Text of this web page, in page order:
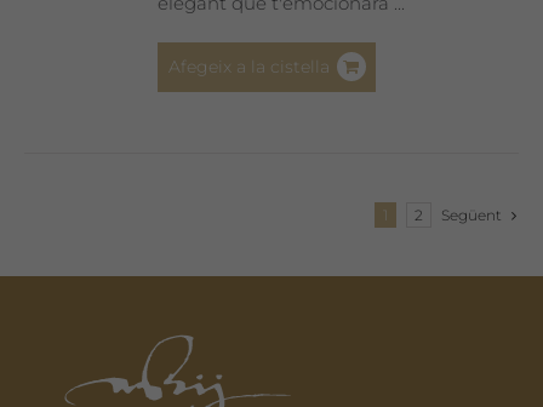
Afegeix a la cistella
1 2 Següent